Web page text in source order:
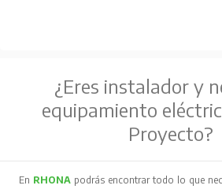
¿Eres instalador y
equipamiento
Proyecto?
En RHONA podrás encontrar todo lo que